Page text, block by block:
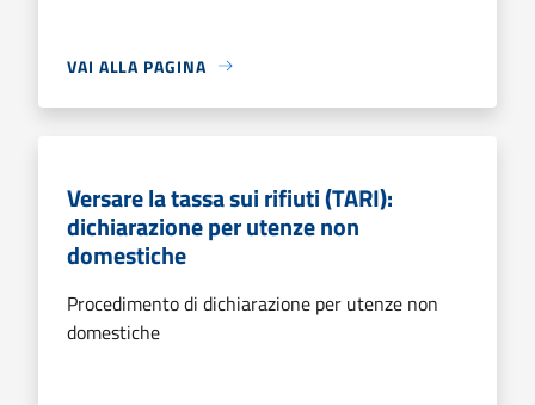
VAI ALLA PAGINA
Versare la tassa sui rifiuti (TARI):
dichiarazione per utenze non
domestiche
Procedimento di dichiarazione per utenze non
domestiche